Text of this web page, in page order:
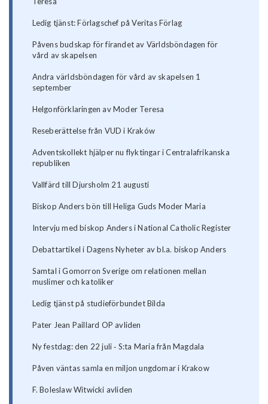
Ledig tjänst: Förlagschef på Veritas Förlag
Påvens budskap för firandet av Världsböndagen för
vård av skapelsen
Andra världsböndagen för vård av skapelsen 1
september
Helgonförklaringen av Moder Teresa
Reseberättelse från VUD i Kraków
Adventskollekt hjälper nu flyktingar i Centralafrikanska
republiken
Vallfärd till Djursholm 21 augusti
Biskop Anders bön till Heliga Guds Moder Maria
Intervju med biskop Anders i National Catholic Register
Debattartikel i Dagens Nyheter av bl.a. biskop Anders
Samtal i Gomorron Sverige om relationen mellan
muslimer och katoliker
Ledig tjänst på studieförbundet Bilda
Pater Jean Paillard OP avliden
Ny festdag: den 22 juli ‐ S:ta Maria från Magdala
Påven väntas samla en miljon ungdomar i Krakow
F. Boleslaw Witwicki avliden